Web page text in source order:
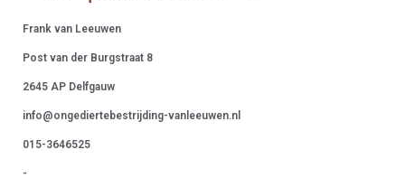
Frank van Leeuwen
Post van der Burgstraat 8
2645 AP Delfgauw
info@ongediertebestrijding-vanleeuwen.nl
015-3646525
-